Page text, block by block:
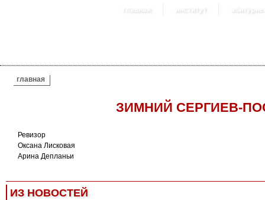
главная институт
ВЫ ЗДЕСЬ
главная
ЗИМНИЙ СЕРГИЕВ-
Ревизор
Оксана Лисковая
Арина Депланьи
ИЗ НОВОСТЕЙ